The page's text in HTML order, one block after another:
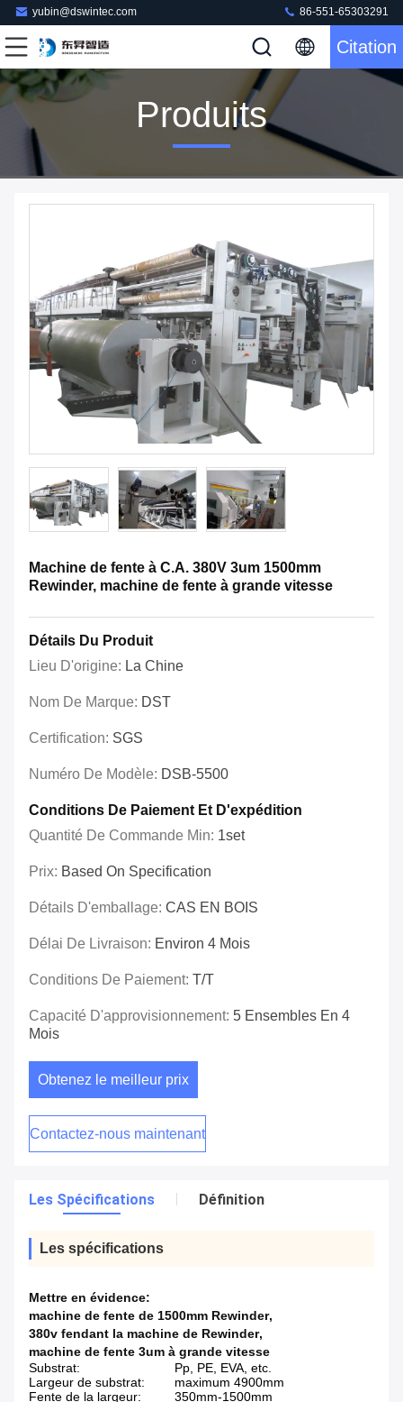
yubin@dswintec.com 86-551-65303291
Citation
Produits
Machine de fente à C.A. 380V 3um 1500mm
Rewinder, machine de fente à grande vitesse
Détails Du Produit
Lieu D'origine: La Chine
Nom De Marque: DST
Certification: SGS
Numéro De Modèle: DSB-5500
Conditions De Paiement Et D'expédition
Quantité De Commande Min: 1set
Prix: Based On Specification
Détails D'emballage: CAS EN BOIS
Délai De Livraison: Environ 4 Mois
Conditions De Paiement: T/T
Capacité D'approvisionnement: 5 Ensembles En 4
Mois
Obtenez le meilleur prix
Contactez-nous maintenant
Les Spécifications Définition
Les spécifications
Mettre en évidence:
machine de fente de 1500mm Rewinder,
380v fendant la machine de Rewinder,
machine de fente 3um à grande vitesse
Substrat:
Pp, PE, EVA, etc.
Largeur de substrat:
maximum 4900mm
Fente de la largeur:
350mm-1500mm